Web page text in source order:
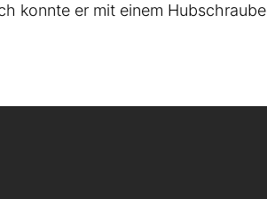
konnte er mit einem